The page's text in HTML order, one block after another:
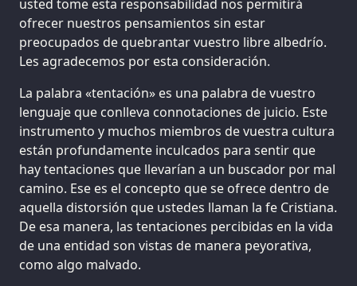
usted tome esta responsabilidad nos permitirá
ofrecer nuestros pensamientos sin estar
preocupados de quebrantar vuestro libre albedrío.
Les agradecemos por esta consideración.
La palabra «tentación» es una palabra de vuestro
lenguaje que conlleva connotaciones de juicio. Este
instrumento y muchos miembros de vuestra cultura
están profundamente inculcados para sentir que
hay tentaciones que llevarían a un buscador por mal
camino. Ese es el concepto que se ofrece dentro de
aquella distorsión que ustedes llaman la fe Cristiana.
De esa manera, las tentaciones percibidas en la vida
de una entidad son vistas de manera peyorativa,
como algo malvado.